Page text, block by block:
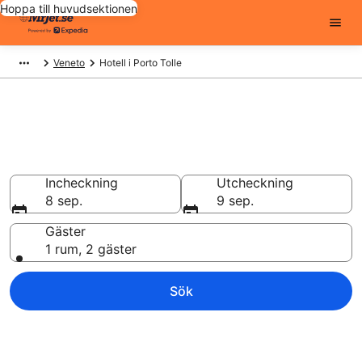
Hoppa till huvudsektionen
Veneto Hotell i Porto Tolle
Incheckning
8 sep.
Utcheckning
9 sep.
Gäster
1 rum, 2 gäster
Sök